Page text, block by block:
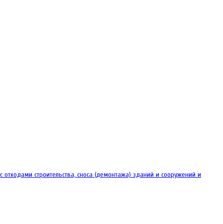
строительства, сноса (демонтажа) зданий и сооружений и